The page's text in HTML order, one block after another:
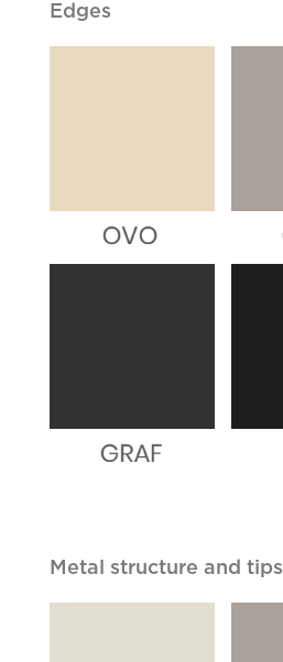
Edges
Metal structure and tips